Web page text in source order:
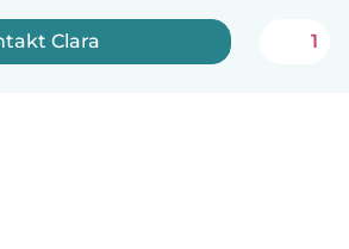
Clara 1